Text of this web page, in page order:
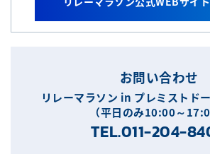
お問い合わせ
リレーマラソン in プレミストド
（平日のみ10:00～
TEL.011-204-